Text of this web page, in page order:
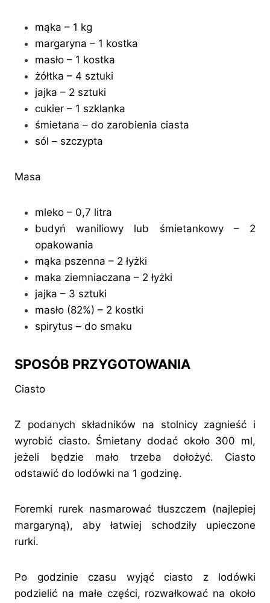
mąka – 1 kg
margaryna – 1 kostka
masło – 1 kostka
żółtka – 4 sztuki
jajka – 2 sztuki
cukier – 1 szklanka
śmietana – do zarobienia ciasta
sól – szczypta
Masa
mleko – 0,7 litra
budyń waniliowy lub śmietankowy – 2
opakowania
mąka pszenna – 2 łyżki
maka ziemniaczana – 2 łyżki
jajka – 3 sztuki
masło (82%) – 2 kostki
spirytus – do smaku
SPOSÓB PRZYGOTOWANIA
Ciasto
Z podanych składników na stolnicy zagnieść i
wyrobić ciasto. Śmietany dodać około 300 ml,
jeżeli będzie mało trzeba dołożyć. Ciasto
odstawić do lodówki na 1 godzinę.
Foremki rurek nasmarować tłuszczem (najlepiej
margaryną), aby łatwiej schodziły upieczone
rurki.
Po godzinie czasu wyjąć ciasto z lodówki
podzielić na małe części, rozwałkować na około